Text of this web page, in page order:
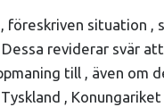
föreskriven situation
reviderar svär
till , även
,